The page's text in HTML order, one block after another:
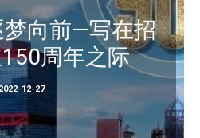
向前—写在招
周年之际
12-27